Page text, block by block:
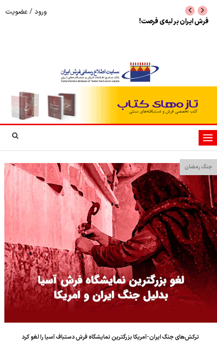
فرش ایران بر لبه‌ی فرصت!
ورود /عضویت
تغییر
وضعیت
ناوبری
جنگ رمضان
ترکش‌های جنگ ایران-آمریکا بزرگترین نمایشگاه فرش دستباف آسیا را لغو کرد